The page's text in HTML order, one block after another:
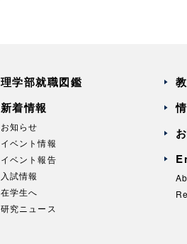
理学部就職図鑑
新着情報
お知らせ
イベント情報
イベント報告
入試情報
在学生へ
研究ニュース